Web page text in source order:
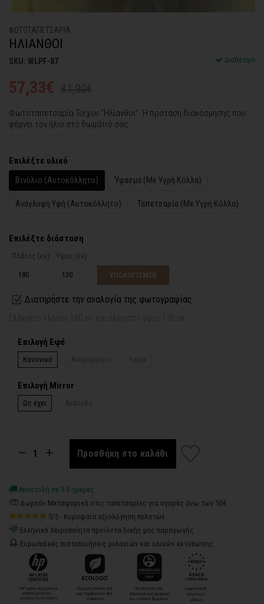
ΦΩΤΟΤΑΠΕΤΣΑΡΙA
ΗΛΙΑΝΘΟΙ
SKU: WLPF-87 Διαθέσιμο
57,33€
Φωτοταπετσαρία Τοίχου "Ηλίανθοι". Η πρόταση διακόσμησης που
φέρνει τον ήλιο στο δωμάτιό σας.
Επιλέξτε υλικό
Βινύλιο (Αυτοκόλλητο)
Ύφασμα (Με Υγρή Κόλλα)
Ανάγλυφη Υφή (Αυτοκόλλητο) Ταπετσαρία (Με Υγρή Κόλλα)
Επιλέξτε διάσταση
Πλάτος (εκ) Ύψος (εκ)
ΥΠΟΛΟΓΙΣΜΟΣ
Διατηρήστε την αναλογία της φωτογραφίας
Ελάχιστο πλάτος 180 εκ. και ελάχιστο ύψος 130 εκ.
Επιλογή Εφέ
Κανονικό
Επιλογή Mirror
Ως έχει
Προσθήκη στο καλάθι
Αποστολή σε 3-5 ημέρες
Δωρεάν Μεταφορικά στις ταπετσαρίες για αγορές άνω των 50€
5/5 - Κορυφαία αξιολόγηση πελατών
Ελληνικά Χειροποίητα προϊόντα δικής μας παραγωγής
Ευρωπαϊκές πιστοποιήσεις μελανιών και υλικών εκτύπωσης: